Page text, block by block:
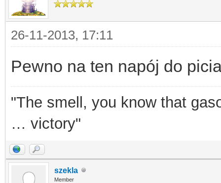
26-11-2013, 17:11
Pewno na ten napój do
"The smell, you know that
… victory"
szekla
Member